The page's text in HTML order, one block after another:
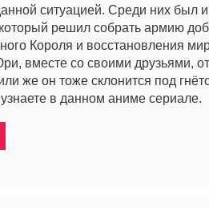
ситуацией. Среди них был
решил собрать армию
Короля и восстановления
вместе со своими друзьями,
же он тоже склонится под
в данном аниме сериале.